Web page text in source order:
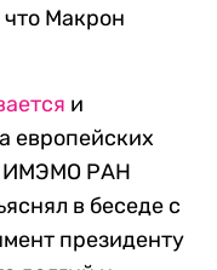
что Макрон
и
европейских
ИМЭМО РАН
в беседе с
президенту